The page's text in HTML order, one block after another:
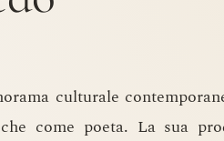
culturale
come poeta. La sua